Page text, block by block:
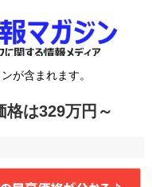
が含まれます。
格は329万円～